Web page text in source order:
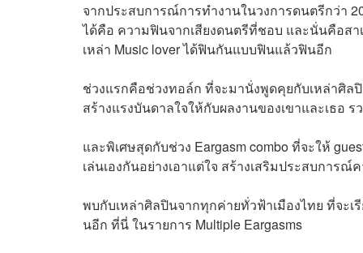
จากประสบการณ์การทำงานในวงการดนตรีกว่า
ได้คือ ความฟินจากเสียงดนตรีที่ชอบ และนั่นคือสา
เหล่า Music lover ได้ฟินกันแบบฟินแล้วฟินอีก
ช่วงแรกคือช่วงทอล์ก ที่จะมานั่งพูดคุยกับเหล่าศิล
สร้างแรงบันดาลใจให้กับผลงานของเขาและเธอ
และพิเศษสุดกับช่วง Eargasm combo ที่จะให้
เล่นเองกันอย่างเอาแต่ใจ สร้างเสริมประสบการ
พบกับเหล่าศิลปินจากทุกค่ายทั่วฟ้าเมืองไทย ที่จ
นอีก ที่นี่ ในรายการ Multiple Eargasms